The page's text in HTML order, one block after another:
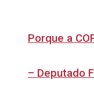
Porque a
– Deputado